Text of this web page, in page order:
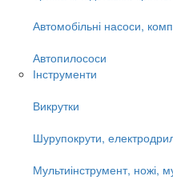
Автомобільні насоси,
Автопилососи
Інструменти
Викрутки
Шурупокрути,
Мультиінструмент, ножі,